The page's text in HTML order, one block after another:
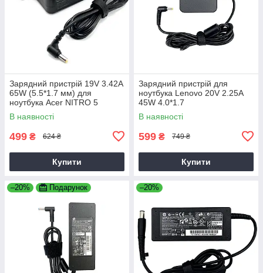
Зарядний пристрій 19V 3.42A
65W (5.5*1.7 мм) для
ноутбука Acer NITRO 5
AN515-31 65
В наявності
499 ₴ 624 ₴
Купити
Зарядний пристрій для
ноутбука Lenovo 20V 2.25A
45W 4.0*1.7
В наявності
599 ₴ 749 ₴
Купити
–20% Подарунок –20%